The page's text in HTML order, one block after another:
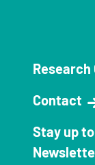
Research
Contact
Stay up